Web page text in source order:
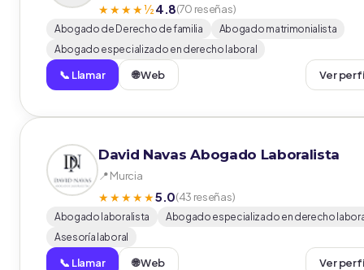
★★★★½4.8(70 reseñas)
Abogado de Derecho de familia
Abogado matrimonialista
Abogado especializado en derecho laboral
📞 Llamar 🌐 Web Ver
David Navas Abogado Laboralista
📍 Murcia
★★★★★5.0(43 reseñas)
Abogado laboralista
Abogado especializado en derecho
Asesoría laboral
📞 Llamar 🌐 Web Ver